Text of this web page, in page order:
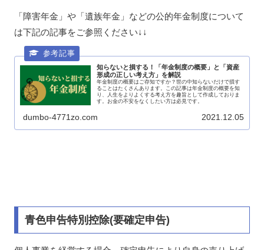
「障害年金」や「遺族年金」などの公的年金制度について
は下記の記事をご参照ください↓↓
知らないと損する！「年金制度の概要」と「資産
形成の正しい考え方」を解説
年金制度の概要はご存知ですか？世の中知らないだけで損す
ることはたくさんあります。この記事は年金制度の概要を知
り、人生をよりよくする考え方を趣旨として作成しておりま
す。お金の不安をなくしたい方は必見です。
dumbo-4771zo.com 2021.12.05
青色申告特別控除(要確定申告)